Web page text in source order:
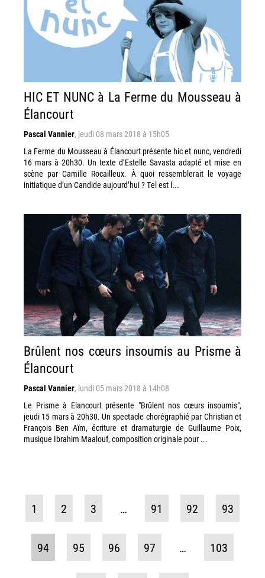
HIC ET NUNC à La Ferme du Mousseau à
Élancourt
Pascal Vannier, jeudi 08 mars 2018 à 15h05
La Ferme du Mousseau à Élancourt présente hic et nunc, vendredi
16 mars à 20h30. Un texte d’Estelle Savasta adapté et mise en
scène par Camille Rocailleux. À quoi ressemblerait le voyage
initiatique d’un Candide aujourd’hui ? Tel est l...
Brûlent nos cœurs insoumis au Prisme à
Élancourt
Pascal Vannier, lundi 05 mars 2018 à 14h08
Le Prisme à Elancourt présente "Brûlent nos cœurs insoumis",
jeudi 15 mars à 20h30. Un spectacle chorégraphié par Christian et
François Ben Aïm, écriture et dramaturgie de Guillaume Poix,
musique Ibrahim Maalouf, composition originale pour ...
1 2 3 … 91 92 93
94 95 96 97 … 103